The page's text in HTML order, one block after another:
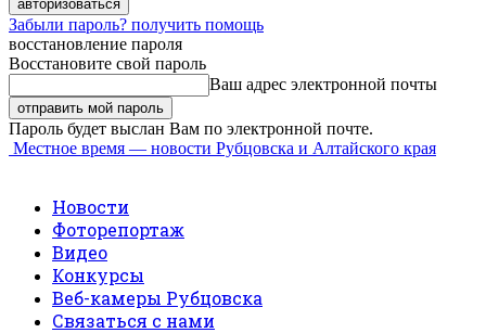
Забыли пароль? получить помощь
восстановление пароля
Восстановите свой пароль
Ваш адрес электронной почты
Пароль будет выслан Вам по электронной почте.
Местное время — новости Рубцовска и Алтайского края
Новости
Фоторепортаж
Видео
Конкурсы
Веб-камеры Рубцовска
Связаться с нами